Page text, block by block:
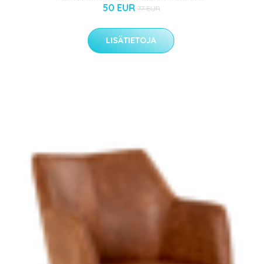
50 EUR 77 EUR
LISÄTIETOJA